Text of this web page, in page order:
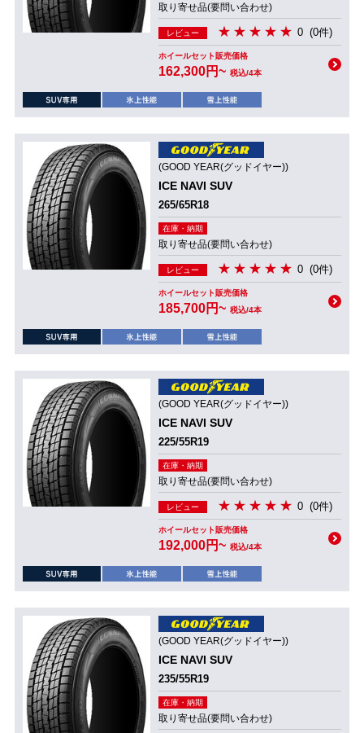
取り寄せ品(要問い合わせ)
レビュー 0 (0件)
ホイールセット販売価格
162,300円~ 税込/4本
(GOOD YEAR(グッドイヤー))
ICE NAVI SUV
265/65R18
在庫・納期
取り寄せ品(要問い合わせ)
レビュー 0 (0件)
ホイールセット販売価格
185,700円~ 税込/4本
(GOOD YEAR(グッドイヤー))
ICE NAVI SUV
225/55R19
在庫・納期
取り寄せ品(要問い合わせ)
レビュー 0 (0件)
ホイールセット販売価格
192,000円~ 税込/4本
(GOOD YEAR(グッドイヤー))
ICE NAVI SUV
235/55R19
在庫・納期
取り寄せ品(要問い合わせ)